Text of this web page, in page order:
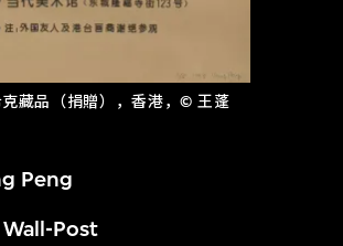
藏品（捐贈），香港，© 王蓬
Peng
Wall-Post